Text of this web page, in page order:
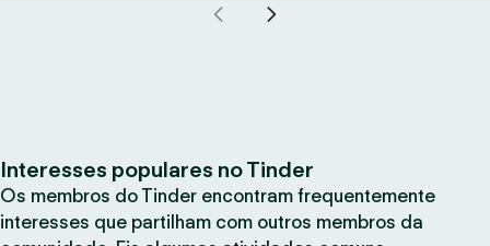
Interesses populares no Tinder
Os membros do Tinder encontram frequentemente
interesses que partilham com outros membros da